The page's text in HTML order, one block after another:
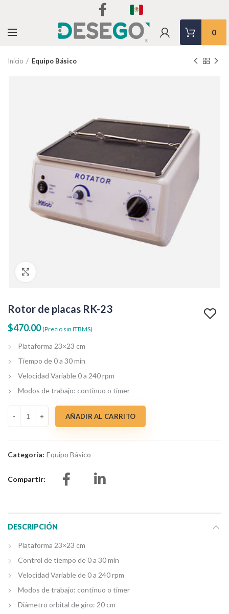
0
Inicio Equipo Básico
Rotor de placas RK-23
$470.00 (Precio sin ITBMS)
Plataforma 23×23 cm
Tiempo de 0 a 30 min
Velocidad Variable 0 a 240 rpm
Modos de trabajo: continuo o timer
Rotor de placas RK-23 cantidad
AÑADIR AL CARRITO
Categoría: Equipo Básico
Compartir
DESCRIPCIÓN
Plataforma 23×23 cm
Control de tiempo de 0 a 30 min
Velocidad Variable de 0 a 240 rpm
Modos de trabajo: continuo o timer
Diámetro orbital de giro: 20 cm